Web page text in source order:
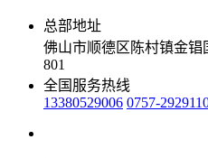
总部地址
佛山市顺德区陈村镇金
801
全国服务热线
13380529006 0757-